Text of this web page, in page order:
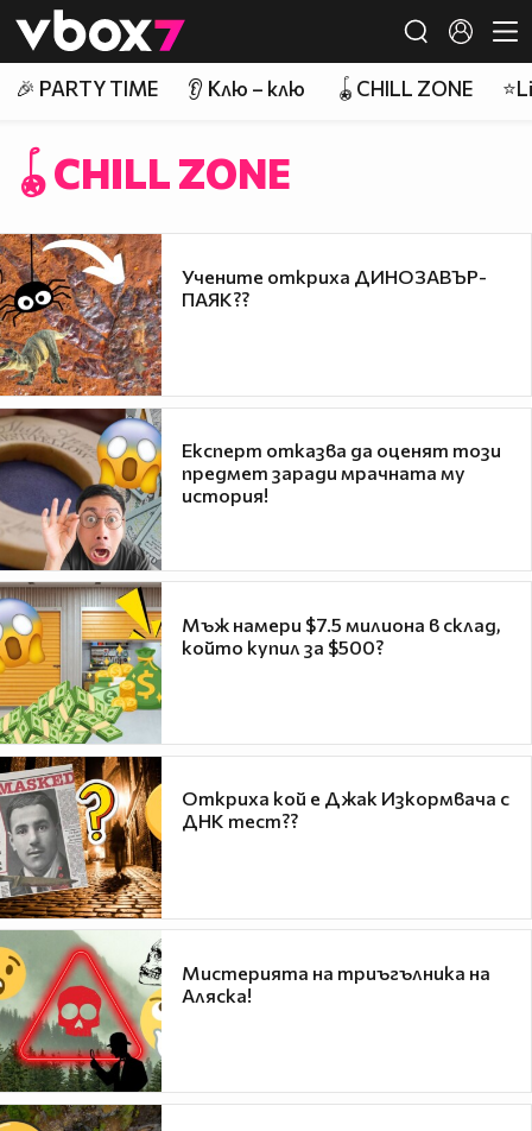
👾
🎉 PARTY TIME 👂 Клю – клю 🪀CHILL ZONE
🪀CHILL ZONE
Учените откриха ДИНОЗАВЪР-
ПАЯК??
Експерт отказва да оценят този
предмет заради мрачната му
история!
Мъж намери $7.5 милиона в склад,
който купил за $500?
Откриха кой е Джак Изкормвача с
ДНК тест??
Мистерията на триъгълника на
Аляска!